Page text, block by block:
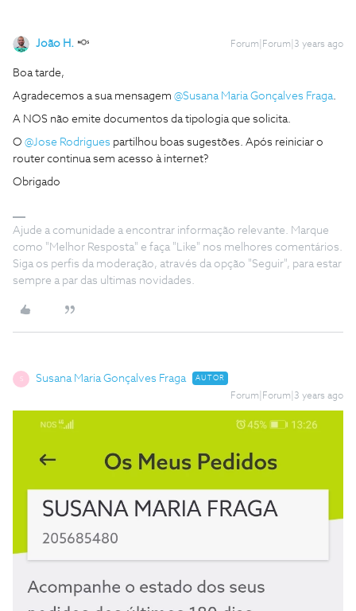
João H. Forum|Forum|3 years ago
Boa tarde,
Agradecemos a sua mensagem @Susana Maria Gonçalves Fraga.
A NOS não emite documentos da tipologia que solicita.
O @Jose Rodrigues partilhou boas sugestões. Após reiniciar o
router continua sem acesso à internet?
Obrigado
Ajude a comunidade a encontrar informação relevante. Marque
como "Melhor Resposta" e faça "Like" nos melhores comentários.
Siga os perfis da moderação, através da opção "Seguir", para estar
sempre a par das ultimas novidades.
S Susana Maria Gonçalves Fraga AUTOR
Forum|Forum|3 years ago